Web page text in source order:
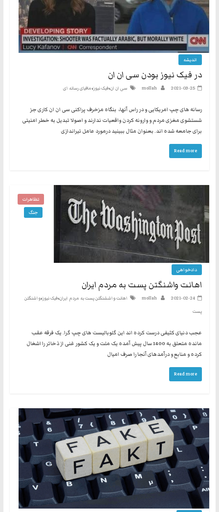
اندیشه
در فیک نیوز بودن سی ان ان
2021-03-25
mollah سی ان ان،فیک نیوز،مافیای رسانه ای
رسانه های چپ امریکایی و در راس آنها، بنگاه مزخرف پراکنی سی ان ان کاری جز
شستشوی مغزی مردم و وارونه کردن واقعیات ندارند و اصولا تبدیل به خطر امنیتی
برای جامعه شده اند. بعنوان مثال ببینید درمورد عامل تیراندازی
Read more
تظاهرات
جنگ
دادخواهی
اهانت واشنگتن پست به مردم ایران
2021-02-24
mollah اهانت واششنگتن پست به مردم ایران،فیک نیوز،واشنگتن
پست
عجب دنیای کثیفی درست کرده اند این گلوبالیست های چپ گرا. یک فرقه عقب
مانده متعلق به 1400 سال پیش آمده یک ملت و یک کشور غنی از ذخائر را اشغال
کرده و منابع و درآمدهای آنجا را صرف امیال
Read more